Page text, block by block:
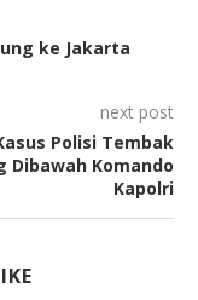
ke Jakarta
next post
Polisi Tembak
Dibawah Komando
Kapolri